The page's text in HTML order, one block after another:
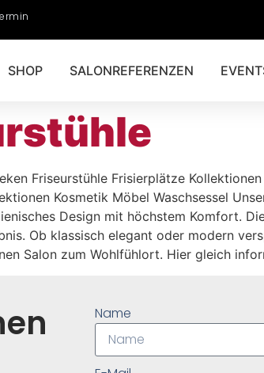
SHOP SALONREFERENZEN
Friseurstühle Frisierplätze
Kosmetik Möbel Waschsessel
Design mit höchstem Komfort.
Ob klassisch elegant oder modern
Salon zum Wohlfühlort. Hier gleich
Name